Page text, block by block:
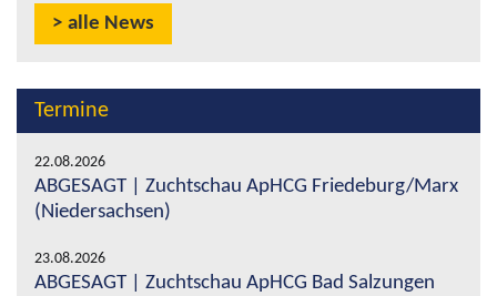
alle News
Termine
22.08.2026
ABGESAGT | Zuchtschau ApHCG Friedeburg/Marx
(Niedersachsen)
23.08.2026
ABGESAGT | Zuchtschau ApHCG Bad Salzungen